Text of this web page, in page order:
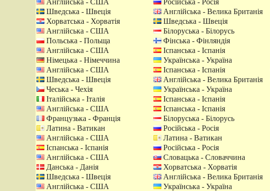
Англійська - США
Російська - Росія
Шведська - Швеція
Англійська - Велика Британія
Хорватська - Хорватія
Шведська - Швеція
Англійська - США
Білоруська - Білорусь
Польська - Польща
Фінська - Фінляндія
Англійська - США
Іспанська - Іспанія
Німецька - Німеччина
Українська - Україна
Англійська - США
Іспанська - Іспанія
Шведська - Швеція
Англійська - Велика Британія
Чеська - Чехія
Українська - Україна
Італійська - Італія
Іспанська - Іспанія
Англійська - США
Іспанська - Іспанія
Французька - Франція
Білоруська - Білорусь
Латина - Ватикан
Російська - Росія
Англійська - США
Латина - Ватикан
Іспанська - Іспанія
Російська - Росія
Англійська - США
Словацька - Словаччина
Данська - Данія
Хорватська - Хорватія
Шведська - Швеція
Англійська - Велика Британія
Англійська - США
Українська - Україна